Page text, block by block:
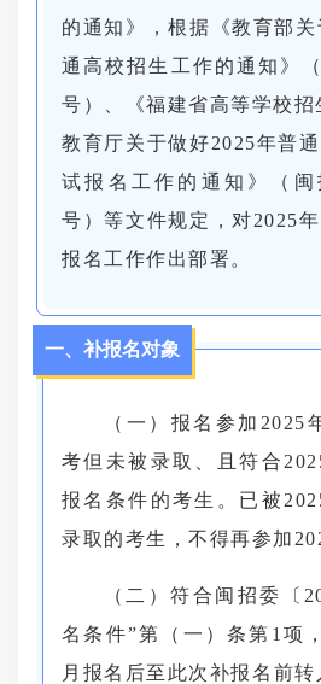
的通知》，根据《教育部
通高校招生工作的通知》
号）、《福建省高等学校
教育厅关于做好2025年普
试报名工作的通知》（闽
号）等文件规定，对2025
报名工作作出部署。
一、补报名对象
（一）报名参加2025
考但未被录取、且符合
报名条件的考生。已被
录取的考生，不得再参加
（二）符合闽招委〔
名条件”第（一）条第1项
月报名后至此次补报名前